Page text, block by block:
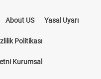
About US Yasal Uyarı
Politikası
Kurumsal